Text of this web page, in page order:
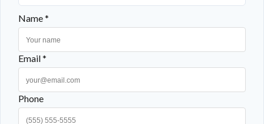
Name *
Email *
Phone